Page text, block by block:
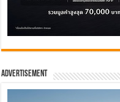
Advertisement